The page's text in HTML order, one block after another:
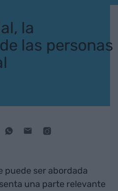
la
las personas
puede ser abordada
una parte relevante